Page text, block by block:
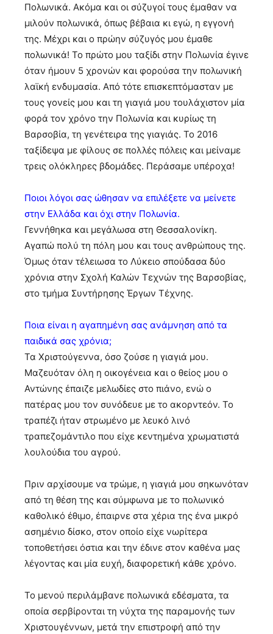
Πολωνικά. Ακόμα και οι σύζυγοί τους έμαθαν να
μιλούν πολωνικά, όπως βέβαια κι εγώ, η εγγονή
της. Μέχρι και ο πρώην σύζυγός μου έμαθε
πολωνικά! Το πρώτο μου ταξίδι στην Πολωνία έγινε
όταν ήμουν 5 χρονών και φορούσα την πολωνική
λαϊκή ενδυμασία. Από τότε επισκεπτόμασταν με
τους γονείς μου και τη γιαγιά μου τουλάχιστον μία
φορά τον χρόνο την Πολωνία και κυρίως τη
Βαρσοβία, τη γενέτειρα της γιαγιάς. Το 2016
ταξίδεψα με φίλους σε πολλές πόλεις και μείναμε
τρεις ολόκληρες βδομάδες. Περάσαμε υπέροχα!
Ποιοι λόγοι σας ώθησαν να επιλέξετε να μείνετε
στην Ελλάδα και όχι στην Πολωνία.
Γεννήθηκα και μεγάλωσα στη Θεσσαλονίκη.
Αγαπώ πολύ τη πόλη μου και τους ανθρώπους της.
Όμως όταν τέλειωσα το Λύκειο σπούδασα δύο
χρόνια στην Σχολή Καλών Τεχνών της Βαρσοβίας,
στο τμήμα Συντήρησης Έργων Τέχνης.
Ποια είναι η αγαπημένη σας ανάμνηση από τα
παιδικά σας χρόνια;
Τα Χριστούγεννα, όσο ζούσε η γιαγιά μου.
Μαζευόταν όλη η οικογένεια και ο θείος μου ο
Αντώνης έπαιζε μελωδίες στο πιάνο, ενώ ο
πατέρας μου τον συνόδευε με το ακορντεόν. Το
τραπέζι ήταν στρωμένο με λευκό λινό
τραπεζομάντιλο που είχε κεντημένα χρωματιστά
λουλούδια του αγρού.
Πριν αρχίσουμε να τρώμε, η γιαγιά μου σηκωνόταν
από τη θέση της και σύμφωνα με το πολωνικό
καθολικό έθιμο, έπαιρνε στα χέρια της ένα μικρό
ασημένιο δίσκο, στον οποίο είχε νωρίτερα
τοποθετήσει όστια και την έδινε στον καθένα μας
λέγοντας και μία ευχή, διαφορετική κάθε χρόνο.
Το μενού περιλάμβανε πολωνικά εδέσματα, τα
οποία σερβίρονται τη νύχτα της παραμονής των
Χριστουγέννων, μετά την επιστροφή από την